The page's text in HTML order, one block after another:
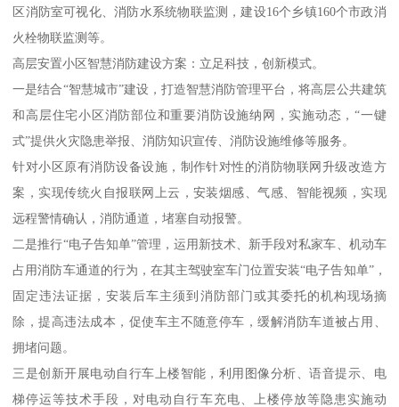
区消防室可视化、消防水系统物联监测，建设16个乡镇160个市政消
火栓物联监测等。
高层安置小区智慧消防建设方案：立足科技，创新模式。
一是结合“智慧城市”建设，打造智慧消防管理平台，将高层公共建筑
和高层住宅小区消防部位和重要消防设施纳网，实施动态，“一键
式”提供火灾隐患举报、消防知识宣传、消防设施维修等服务。
针对小区原有消防设备设施，制作针对性的消防物联网升级改造方
案，实现传统火自报联网上云，安装烟感、气感、智能视频，实现
远程警情确认，消防通道，堵塞自动报警。
二是推行“电子告知单”管理，运用新技术、新手段对私家车、机动车
占用消防车通道的行为，在其主驾驶室车门位置安装“电子告知单”，
固定违法证据，安装后车主须到消防部门或其委托的机构现场摘
除，提高违法成本，促使车主不随意停车，缓解消防车道被占用、
拥堵问题。
三是创新开展电动自行车上楼智能，利用图像分析、语音提示、电
梯停运等技术手段，对电动自行车充电、上楼停放等隐患实施动